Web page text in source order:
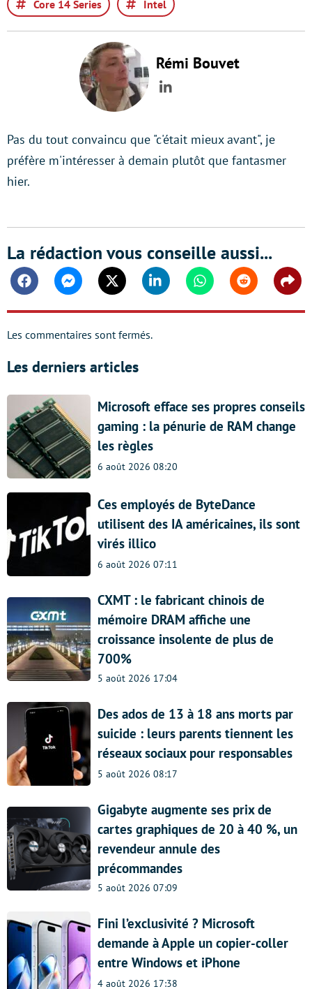
Core 14 Series Intel
Rémi Bouvet
LinkedIn
Pas du tout convaincu que "c'était mieux avant", je
préfère m'intéresser à demain plutôt que fantasmer
hier.
La rédaction vous conseille aussi...
FacebookMessengerTwitter Linkedin WhatsappReddit
Les commentaires sont fermés.
Les derniers articles
Microsoft efface ses propres conseils
gaming : la pénurie de RAM change
les règles
6 août 2026 08:20
Ces employés de ByteDance
utilisent des IA américaines, ils sont
virés illico
6 août 2026 07:11
CXMT : le fabricant chinois de
mémoire DRAM affiche une
croissance insolente de plus de
700%
5 août 2026 17:04
Des ados de 13 à 18 ans morts par
suicide : leurs parents tiennent les
réseaux sociaux pour responsables
5 août 2026 08:17
Gigabyte augmente ses prix de
cartes graphiques de 20 à 40 %, un
revendeur annule des
précommandes
5 août 2026 07:09
Fini l’exclusivité ? Microsoft
demande à Apple un copier-coller
entre Windows et iPhone
4 août 2026 17:38